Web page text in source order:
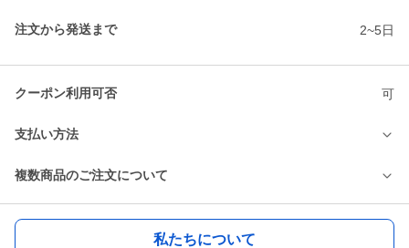
注文から発送まで 2~5日
クーポン利用可否 可
支払い方法
複数商品のご注文について
私たちについて